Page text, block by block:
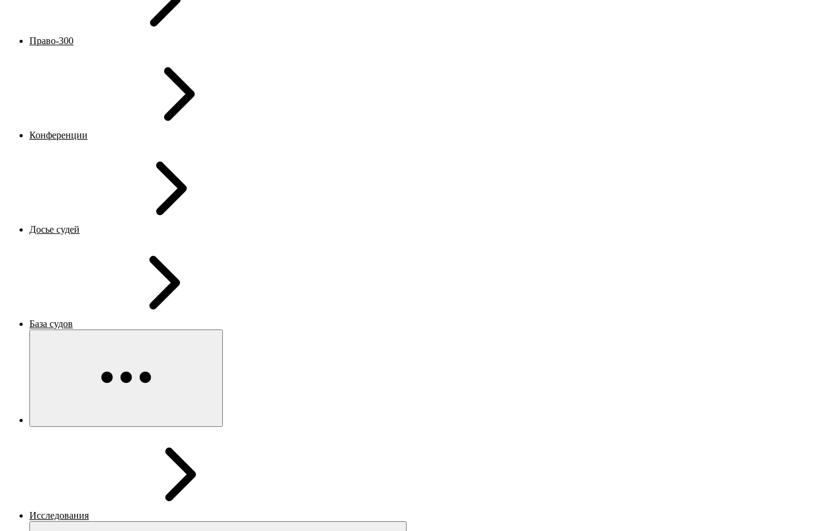
Право-300
Конференции
Досье судей
База судов
Исследования